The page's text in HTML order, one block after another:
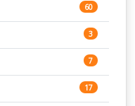
16
15
15
14
60
3
7
17